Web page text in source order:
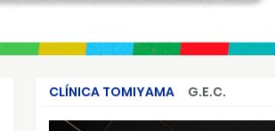
CLÍNICA TOMIYAMA
G.E.C.
CRIMES QUE ABALARAM O BRASIL